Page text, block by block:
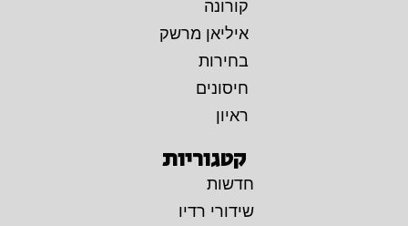
קורונה
איליאן מרשק
בחירות
חיסונים
ראיון
קטגוריות
חדשות
שידורי רדיו